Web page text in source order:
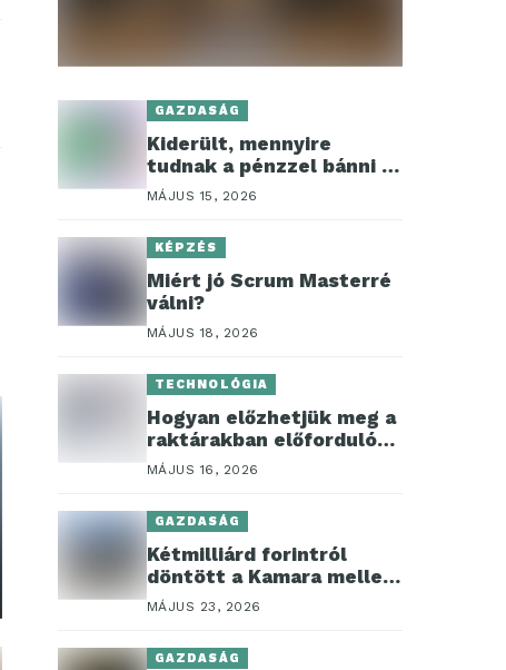
GAZDASÁG
Kiderült, mennyire
tudnak a pénzzel bánni a
mai fiatalok a magyarok
szerint
MÁJUS 15, 2026
KÉPZÉS
Miért jó Scrum Masterré
válni?
MÁJUS 18, 2026
TECHNOLÓGIA
Hogyan előzhetjük meg a
raktárakban előforduló
baleseteket?
MÁJUS 16, 2026
GAZDASÁG
Kétmilliárd forintról
döntött a Kamara mellett
működő
Teljesítésigazolási
Szakértői Szerv
MÁJUS 23, 2026
GAZDASÁG